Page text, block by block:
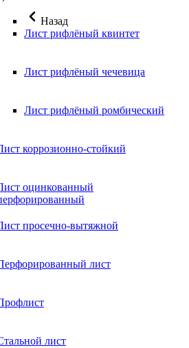
Назад
Лист рифлёный квинтет
Лист рифлёный чечевица
Лист рифлёный ромбический
коррозионно-стойкий
оцинкованный
просечно-вытяжной
лист
лист